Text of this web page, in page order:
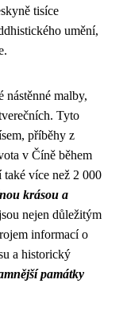
tisíce
umění,
nástěnné malby,
Tyto
příběhy z
v Číně během
také více než 2 000
krásou a
nejen důležitým
informací o
a historický
památky